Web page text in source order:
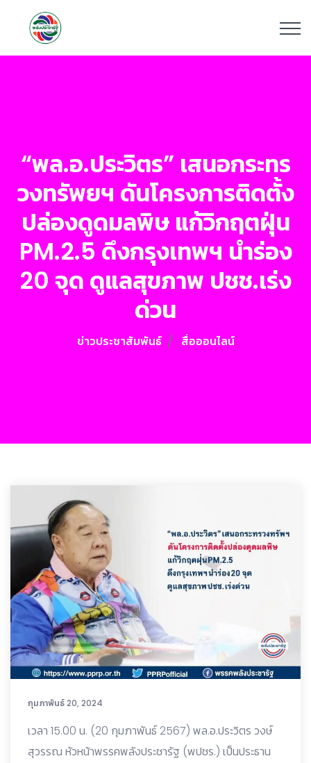
“พล.อ.ประวิตร” เสนอกระทร
วงทรัพยฯ ดันโครงการติดตั้ง
ปล่องดูดมลพิษ แก้วิกฤตฝุ่น
PM.2.5 ดึงกรุงเทพฯ นำร่อง
20 จุด ดูแลสุขภาพ ปชช.เร่ง
ด่วน
ข่าวประชาสัมพันธ์ สื่อออนไลน์
กุมภาพันธ์ 20, 2024
เวลา 15.00 น. (20 กุมภาพันธ์ 2567) พล.อ.ประวิตร วงษ์
สุวรรณ หัวหน้าพรรคพลังประชารัฐ (พปชร.) เป็นประธาน